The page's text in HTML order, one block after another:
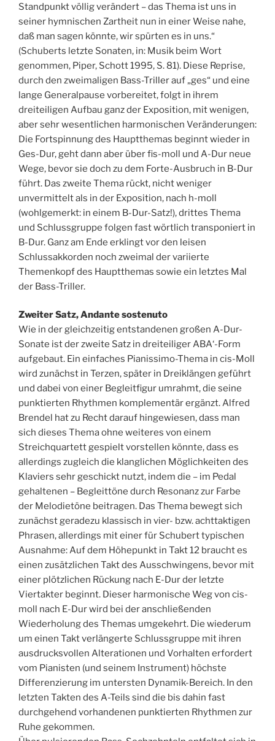
Standpunkt völlig verändert – das Thema ist uns in
seiner hymnischen Zartheit nun in einer Weise nahe,
daß man sagen könnte, wir spürten es in uns.“
(Schuberts letzte Sonaten, in: Musik beim Wort
genommen, Piper, Schott 1995, S. 81). Diese Reprise,
durch den zweimaligen Bass-Triller auf „ges“ und eine
lange Generalpause vorbereitet, folgt in ihrem
dreiteiligen Aufbau ganz der Exposition, mit wenigen,
aber sehr wesentlichen harmonischen Veränderungen:
Die Fortspinnung des Hauptthemas beginnt wieder in
Ges-Dur, geht dann aber über fis-moll und A-Dur neue
Wege, bevor sie doch zu dem Forte-Ausbruch in B-Dur
führt. Das zweite Thema rückt, nicht weniger
unvermittelt als in der Exposition, nach h-moll
(wohlgemerkt: in einem B-Dur-Satz!), drittes Thema
und Schlussgruppe folgen fast wörtlich transponiert in
B-Dur. Ganz am Ende erklingt vor den leisen
Schlussakkorden noch zweimal der variierte
Themenkopf des Hauptthemas sowie ein letztes Mal
der Bass-Triller.
Zweiter Satz, Andante sostenuto
Wie in der gleichzeitig entstandenen großen A-Dur-
Sonate ist der zweite Satz in dreiteiliger ABA‘-Form
aufgebaut. Ein einfaches Pianissimo-Thema in cis-Moll
wird zunächst in Terzen, später in Dreiklängen geführt
und dabei von einer Begleitfigur umrahmt, die seine
punktierten Rhythmen komplementär ergänzt. Alfred
Brendel hat zu Recht darauf hingewiesen, dass man
sich dieses Thema ohne weiteres von einem
Streichquartett gespielt vorstellen könnte, dass es
allerdings zugleich die klanglichen Möglichkeiten des
Klaviers sehr geschickt nutzt, indem die – im Pedal
gehaltenen – Begleittöne durch Resonanz zur Farbe
der Melodietöne beitragen. Das Thema bewegt sich
zunächst geradezu klassisch in vier- bzw. achttaktigen
Phrasen, allerdings mit einer für Schubert typischen
Ausnahme: Auf dem Höhepunkt in Takt 12 braucht es
einen zusätzlichen Takt des Ausschwingens, bevor mit
einer plötzlichen Rückung nach E-Dur der letzte
Viertakter beginnt. Dieser harmonische Weg von cis-
moll nach E-Dur wird bei der anschließenden
Wiederholung des Themas umgekehrt. Die wiederum
um einen Takt verlängerte Schlussgruppe mit ihren
ausdrucksvollen Alterationen und Vorhalten erfordert
vom Pianisten (und seinem Instrument) höchste
Differenzierung im untersten Dynamik-Bereich. In den
letzten Takten des A-Teils sind die bis dahin fast
durchgehend vorhandenen punktierten Rhythmen zur
Ruhe gekommen.